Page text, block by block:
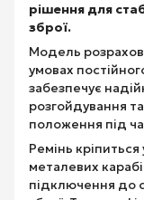
рішення для
зброї.
Модель
умовах
забезпечує
розгойдування
положення під
Ремінь
металевих
підключення до